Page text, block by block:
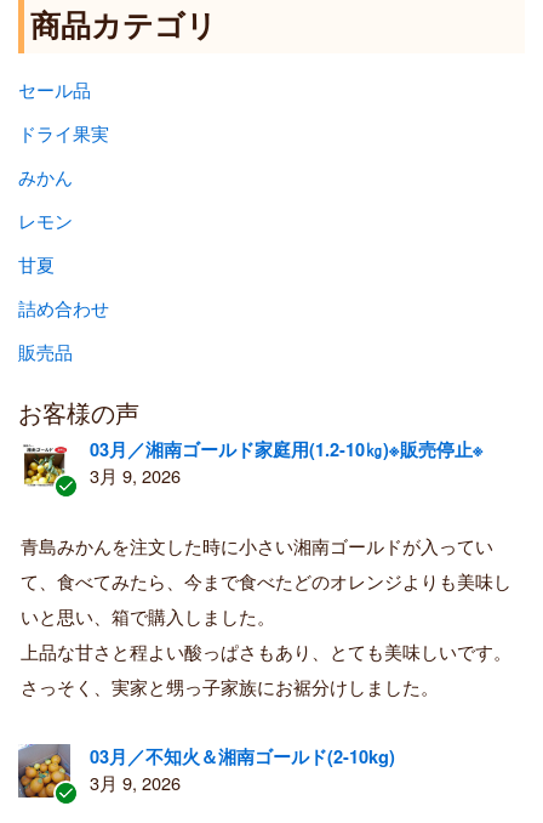
商品カテゴリ
セール品
ドライ果実
みかん
レモン
甘夏
詰め合わせ
販売品
お客様の声
証
済
み
購
者
03月／湘南ゴールド家庭用(1.2-10㎏)※販売停止※
3月 9, 2026
青島みかんを注文した時に小さい湘南ゴールドが入ってい
て、食べてみたら、今まで食べたどのオレンジよりも美味し
いと思い、箱で購入しました。
上品な甘さと程よい酸っぱさもあり、とても美味しいです。
さっそく、実家と甥っ子家族にお裾分けしました。
03月／不知火＆湘南ゴールド(2-10kg)
3月 9, 2026